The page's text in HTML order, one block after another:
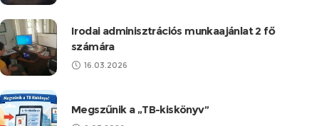
Irodai adminisztrációs munkaajánlat 2 fő
számára
16.03.2026
Megszűnik a „TB-kiskönyv”